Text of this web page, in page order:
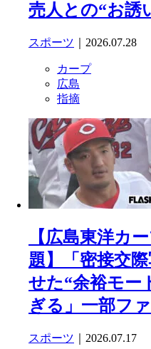
売人との“お誘
スポーツ ｜2026.07.28
カープ
広島
指摘
【広島東洋カ
題】「密接交
せた“余裕モー
ぎる」一部フ
スポーツ ｜2026.07.17